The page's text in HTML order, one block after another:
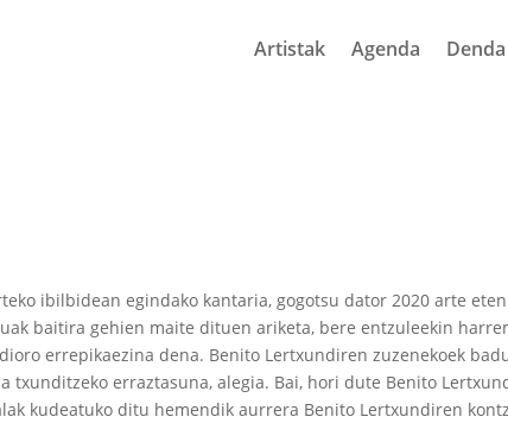
Artistak Agenda Denda
ibilbidean egindako kantaria, gogotsu dator 2020 arte
baitira gehien maite dituen ariketa, bere entzuleekin
errepikaezina dena. Benito Lertxundiren zuzenekoek
txunditzeko erraztasuna, alegia. Bai, hori dute Benito
kudeatuko ditu hemendik aurrera Benito Lertxundiren